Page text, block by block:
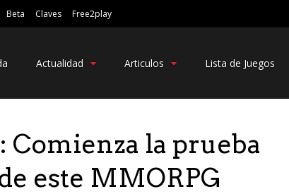
Beta Claves Free2play
Actualidad Articulos Lista de Juegos
la prueba
este MMORPG